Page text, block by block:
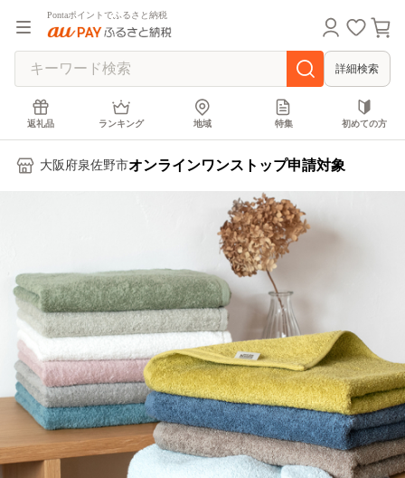
Pontaポイントでふるさと納税
詳細検索
返礼品 ランキング 地域 特集 初めての方
大阪府泉佐野市オンラインワンストップ申請対象